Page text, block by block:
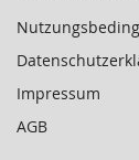
Impressum
AGB